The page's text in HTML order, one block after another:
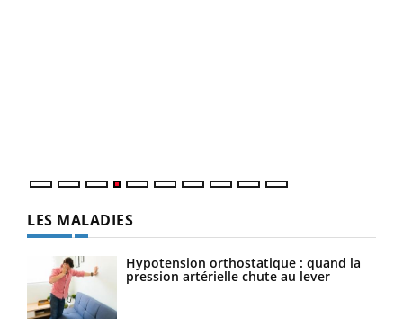
LES MALADIES
Hypotension orthostatique : quand la
pression artérielle chute au lever